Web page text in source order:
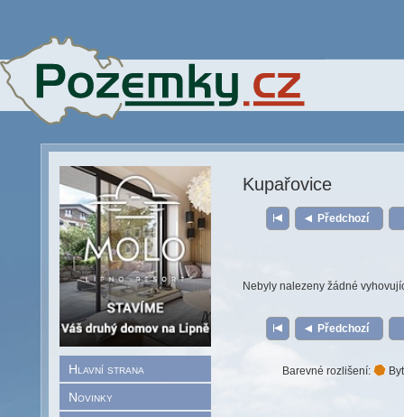
Hlavní strana
Novinky
Kupařovice
Předchozí
Nebyly nalezeny žádné
Předchozí
Barevné rozlišení: